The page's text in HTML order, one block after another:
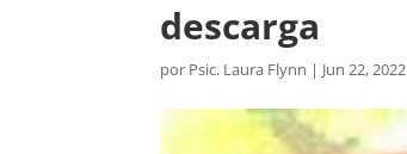
descarga
por Psic. Laura Flynn | Jun 22, 2022